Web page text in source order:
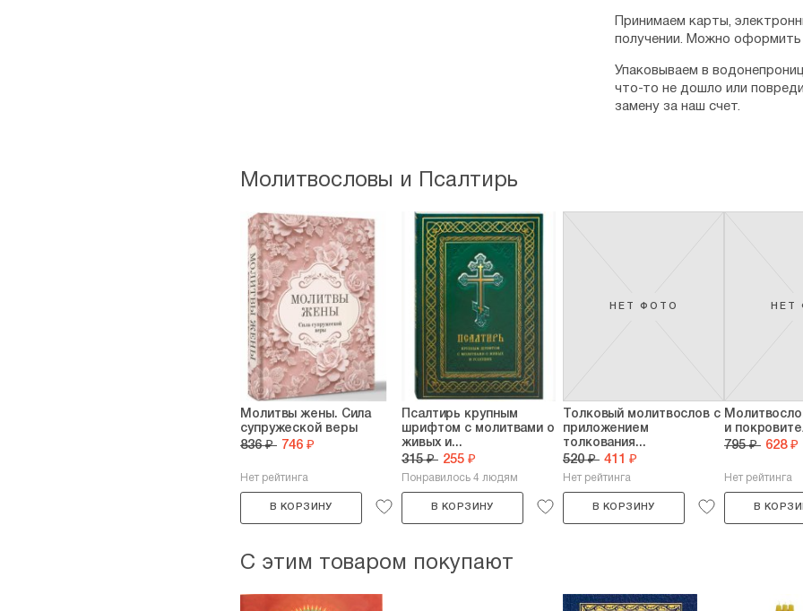
Принимаем карты,
получении. Можно оформить
Упаковываем в
что-то не дошло или
замену за наш счет.
Молитвословы и Псалтирь
Молитвы жены. Сила
супружеской веры
836 ₽ 746 ₽
Нет рейтинга
В КОРЗИНУ
Псалтирь крупным
шрифтом с молитвами о
живых и...
315 ₽ 255 ₽
Понравилось 4 людям
В КОРЗИНУ
НЕТ ФОТО
Толковый молитвослов с
приложением
толкования...
520 ₽ 411 ₽
Нет рейтинга
В КОРЗИНУ
НЕТ
и
795 ₽ 628 ₽
Нет рейтинга
В
С этим товаром покупают